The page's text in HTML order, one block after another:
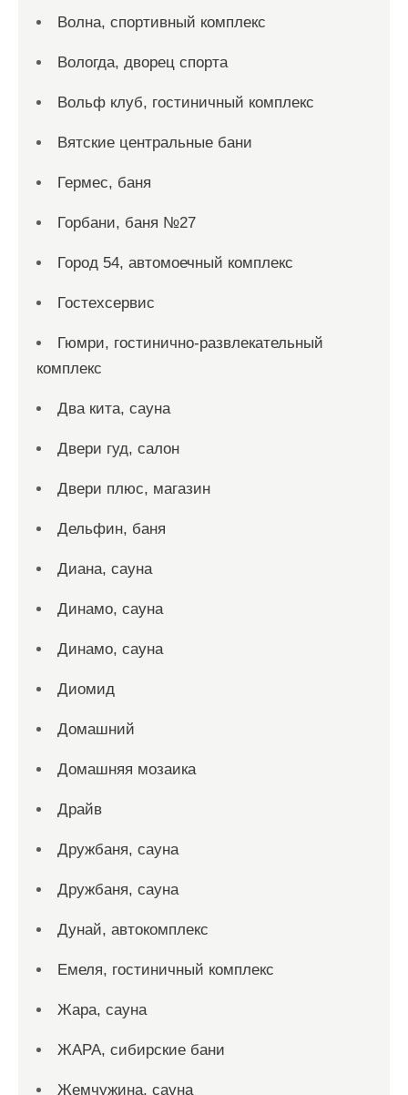
Волна, спортивный комплекс
Вологда, дворец спорта
Вольф клуб, гостиничный комплекс
Вятские центральные бани
Гермес, баня
Горбани, баня №27
Город 54, автомоечный комплекс
Гостехсервис
Гюмри, гостинично-развлекательный
комплекс
Два кита, сауна
Двери гуд, салон
Двери плюс, магазин
Дельфин, баня
Диана, сауна
Динамо, сауна
Динамо, сауна
Диомид
Домашний
Домашняя мозаика
Драйв
Дружбаня, сауна
Дружбаня, сауна
Дунай, автокомплекс
Емеля, гостиничный комплекс
Жара, сауна
ЖАРА, сибирские бани
Жемчужина, сауна